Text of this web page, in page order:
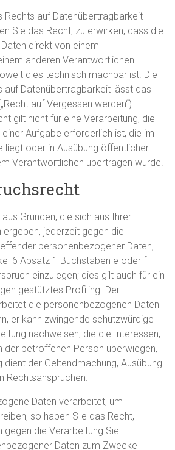
Rechts auf Datenübertragbarkeit
Sie das Recht, zu erwirken, dass die
direkt von einem
anderen Verantwortlichen
dies technisch machbar ist. Die
auf Datenübertragbarkeit lässt das
auf Vergessen werden“)
gilt nicht für eine Verarbeitung, die
Aufgabe erforderlich ist, die im
liegt oder in Ausübung öffentlicher
Verantwortlichen übertragen wurde.
Gründen, die sich aus Ihrer
jederzeit gegen die
personenbezogener Daten,
6 Absatz 1 Buchstaben e oder f
einzulegen; dies gilt auch für ein
gestütztes Profiling. Der
die personenbezogenen Daten
er kann zwingende schutzwürdige
nachweisen, die die Interessen,
der betroffenen Person überwiegen,
der Geltendmachung, Ausübung
Rechtsansprüchen.
Daten verarbeitet, um
so haben SIe das Recht,
gegen die Verarbeitung Sie
Daten zum Zwecke